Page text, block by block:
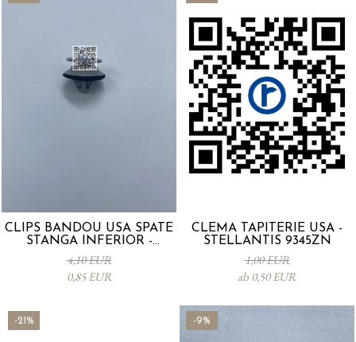
CLIPS BANDOU USA SPATE
STANGA INFERIOR -
KD5351SJ3A
4,10 EUR
0,85 EUR
CLEMA TAPITERIE USA -
STELLANTIS 9345ZN
1,00 EUR
ab 0,50 EUR
-21% -9%